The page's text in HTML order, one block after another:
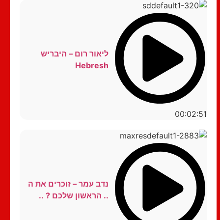
00:02:51
ליאור רום – היבריש
Hebresh
נדב עמר – זוכרים את ה
.. הראשון שלכם ? ..